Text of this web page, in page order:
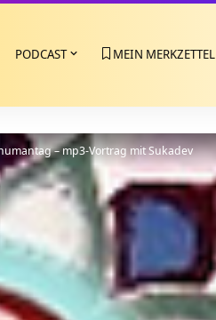
PODCAST MEIN MERKZETTEL
– mp3-Vortrag mit Sukadev